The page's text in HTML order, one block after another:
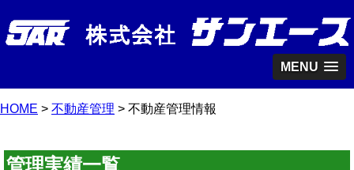
MENU
HOME > 不動産管理 > 不動産管理情報
管理実績一覧